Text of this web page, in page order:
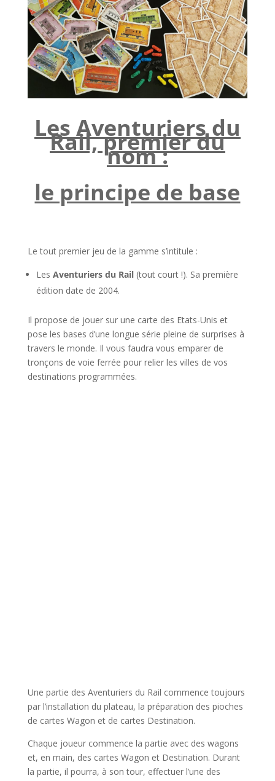
Les Aventuriers du
Rail, premier du
nom :
le principe de base
Le tout premier jeu de la gamme s’intitule :
Les Aventuriers du Rail(tout court !). Sa première
édition date de 2004.
Il propose de jouer sur une carte des Etats-Unis et
pose les bases d’une longue série pleine de surprises à
travers le monde. Il vous faudra vous emparer de
tronçons de voie ferrée pour relier les villes de vos
destinations programmées.
Une partie des Aventuriers du Rail commence toujours
par l’installation du plateau, la préparation des pioches
de cartes Wagon et de cartes Destination.
Chaque joueur commence la partie avec des wagons
et, en main, des cartes Wagon et Destination. Durant
la partie, il pourra, à son tour, effectuer l’une des